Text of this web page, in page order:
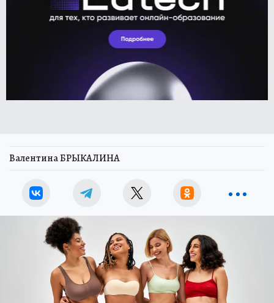
Валентина БРЫКАЛИНА